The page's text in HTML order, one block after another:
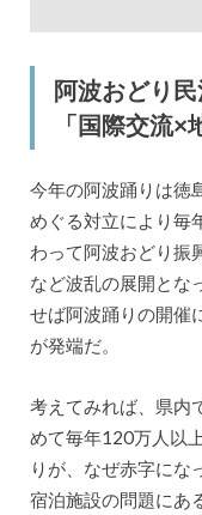
阿波おどり
「国際交流
今年の阿波踊りは徳
めぐる対立により毎
わって阿波おどり振
など波乱の展開とな
せば阿波踊りの開催
が発端だ。
考えてみれば、県内
めて毎年120万人以
りが、なぜ赤字にな
宿泊施設の問題にあ